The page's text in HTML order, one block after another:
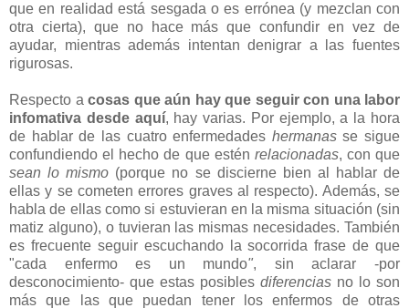
que en realidad está sesgada o es errónea (y mezclan con
otra cierta), que no hace más que confundir en vez de
ayudar, mientras además intentan denigrar a las fuentes
rigurosas.
Respecto a cosas que aún hay que seguir con una labor
infomativa desde aquí, hay varias. Por ejemplo, a la hora
de hablar de las cuatro enfermedades hermanasse sigue
confundiendo el hecho de que estén relacionadas, con que
sean lo mismo (porque no se discierne bien al hablar de
ellas y se cometen errores graves al respecto). Además, se
habla de ellas como si estuvieran en la misma situación (sin
matiz alguno), o tuvieran las mismas necesidades. También
es frecuente seguir escuchando la socorrida frase de que
"cada enfermo es un mundo", sin aclarar -por
desconocimiento- que estas posibles diferencias no lo son
más que las que puedan tener los enfermos de otras